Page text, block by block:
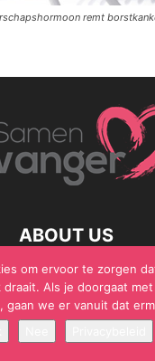
remt
ABOUT US
- Copyright - Gericht
om ervoor te zorgen
draait. Als je doorgaat
gaan we er vanuit dat